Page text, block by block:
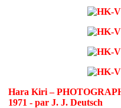
Hara Kiri –
1971 - par J. J. Deutsch